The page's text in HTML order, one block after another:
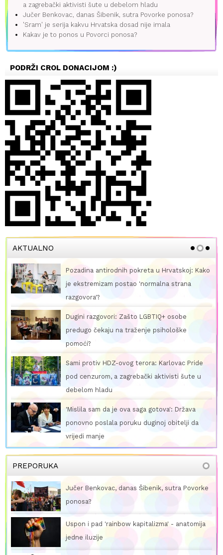
a zagrebački aktivisti šute u debelom hladu
Jučer Benkovac, danas Šibenik, sutra Povorke ponosa?
'Sram' je serija kakvu Hrvatska dosad nije imala
Kakav je to ponos u Povorci ponosa?
PODRŽI CROL DONACIJOM :)
AKTUALNO
Pozadina antirodnih pokreta u Hrvatskoj: Kako
je ekstremizam postao 'normalna strana
razgovora'?
Dugini razgovori: Zašto LGBTIQ+ osobe
predugo čekaju na traženje psihološke
pomoći?
Sami protiv HDZ-ovog terora: Karlovac Pride
pod cenzurom, a zagrebački aktivisti šute u
debelom hladu
'Mislila sam da je ova saga gotova': Država
ponovno poslala poruku duginoj obitelji da
vrijedi manje
PREPORUKA
Jučer Benkovac, danas Šibenik, sutra Povorke
ponosa?
Uspon i pad 'rainbow kapitalizma' - anatomija
jedne iluzije